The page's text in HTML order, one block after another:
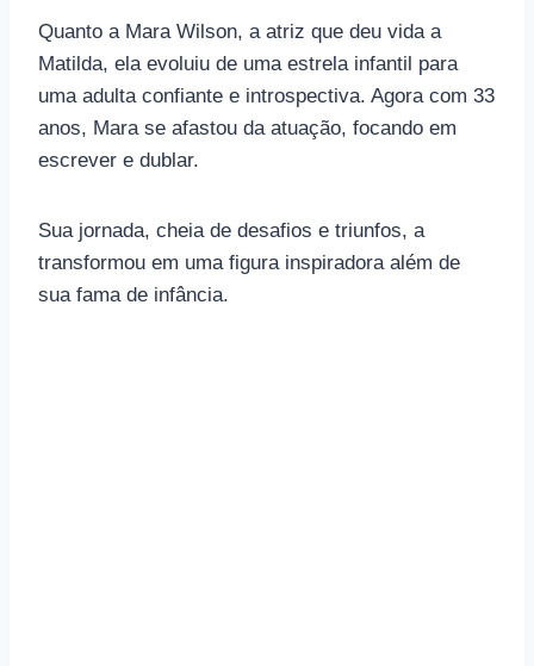
Quanto a Mara Wilson, a atriz que deu vida a
Matilda, ela evoluiu de uma estrela infantil para
uma adulta confiante e introspectiva. Agora com 33
anos, Mara se afastou da atuação, focando em
escrever e dublar.
Sua jornada, cheia de desafios e triunfos, a
transformou em uma figura inspiradora além de
sua fama de infância.